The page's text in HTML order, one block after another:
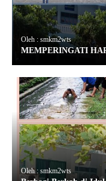
Oleh : smkm2wts
MEMPERINGATI
Oleh : smkm2wts